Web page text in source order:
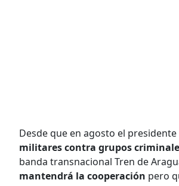
Desde que en agosto el
militares contra grupos
banda transnacional Tren de
mantendrá la cooperación pero